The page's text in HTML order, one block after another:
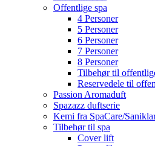
Offentlige spa
4 Personer
5 Personer
6 Personer
7 Personer
8 Personer
Tilbehør til
Reservedele til
Passion Aromaduft
Spazazz duftserie
Kemi fra SpaCare/
Tilbehør til spa
Cover lift